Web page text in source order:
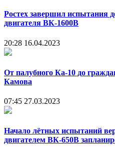
Ростех завершил испытания
двигателя ВК-1600В
20:28 16.04.2023
От палубного Ка-10 до
Камова
07:45 27.03.2023
Начало лётных испытаний
двигателем ВК-650В